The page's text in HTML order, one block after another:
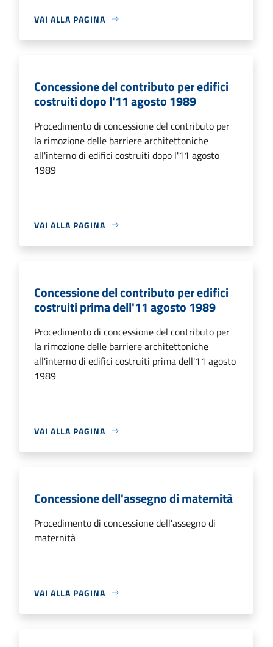
VAI ALLA PAGINA
Concessione del contributo per edifici
costruiti dopo l'11 agosto 1989
Procedimento di concessione del contributo per
la rimozione delle barriere architettoniche
all'interno di edifici costruiti dopo l'11 agosto
1989
VAI ALLA PAGINA
Concessione del contributo per edifici
costruiti prima dell'11 agosto 1989
Procedimento di concessione del contributo per
la rimozione delle barriere architettoniche
all'interno di edifici costruiti prima dell'11 agosto
1989
VAI ALLA PAGINA
Concessione dell'assegno di maternità
Procedimento di concessione dell'assegno di
maternità
VAI ALLA PAGINA